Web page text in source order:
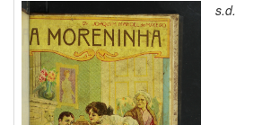
s.d.